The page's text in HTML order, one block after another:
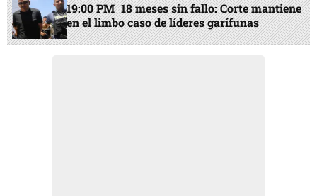
19:00 PM 18 meses sin fallo: Corte mantiene
en el limbo caso de líderes garífunas